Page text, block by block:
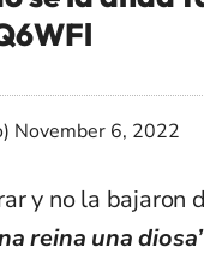
November 6, 2022
y no la bajaron
reina una